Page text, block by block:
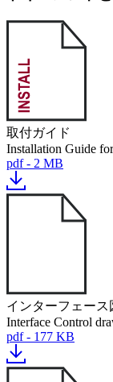
取付ガイド
Installation Guide
pdf - 2 MB
インターフェース
Interface Control
pdf - 177 KB